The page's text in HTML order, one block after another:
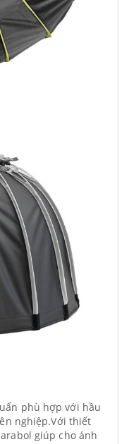
phù hợp với hầu
nghiệp.Với thiết
giúp cho ánh